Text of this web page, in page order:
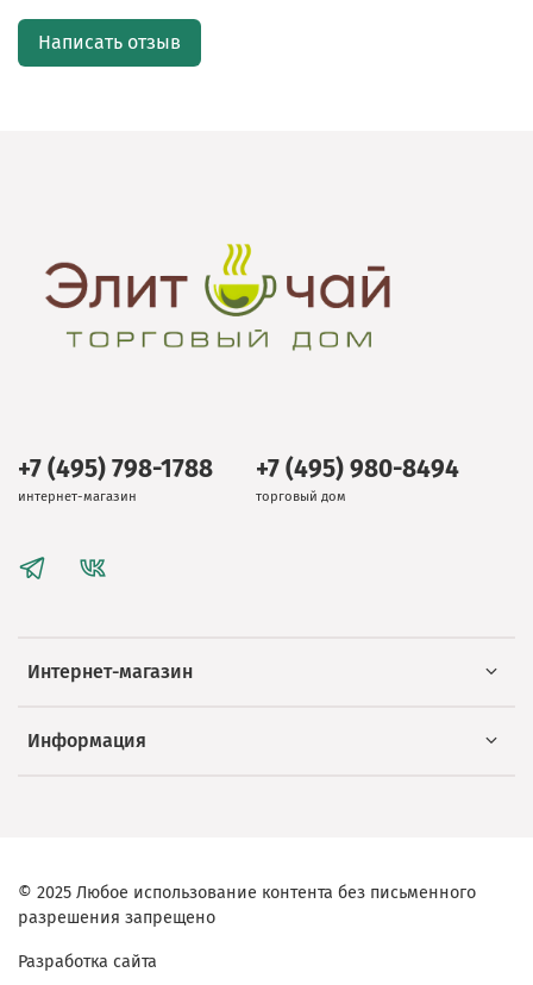
Написать отзыв
Интернет-магазин
Информация
+7 (495) 798-1788
интернет-магазин
+7 (495) 980-8494
торговый дом
© 2025 Любое использование контента без письменного
разрешения запрещено
Разработка сайта